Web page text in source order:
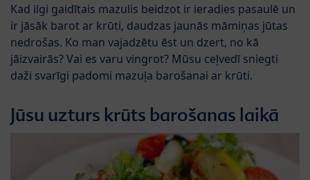
Kad ilgi gaidītais mazulis beidzot ir ieradies pasaulē un
ir jāsāk barot ar krūti, daudzas jaunās māmiņas jūtas
nedrošas. Ko man vajadzētu ēst un dzert, no kā
jāizvairās? Vai es varu vingrot? Mūsu ceļvedī sniegti
daži svarīgi padomi mazuļa barošanai ar krūti.
Jūsu uzturs krūts barošanas laikā